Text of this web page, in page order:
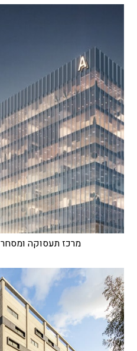
מרכז תעסוקה ומסחר ONYX, צומת סביון